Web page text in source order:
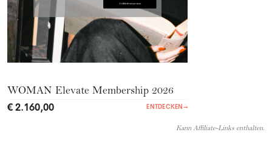
WOMAN Elevate Membership 2026
€ 2.160,00 ENTDECKEN→
Kann Affiliate-Links enthalten.